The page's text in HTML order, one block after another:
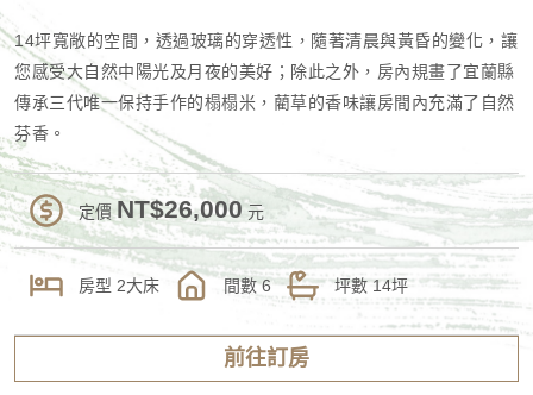
14坪寬敞的空間，透過玻璃的穿透性，隨著清晨與黃昏的變化，讓
您感受大自然中陽光及月夜的美好；除此之外，房內規畫了宜蘭縣
傳承三代唯一保持手作的榻榻米，藺草的香味讓房間內充滿了自然
芬香。
定價NT$26,000 元
房型 2大床 間數6 坪數14坪
前往訂房